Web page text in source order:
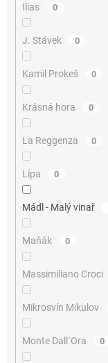
Ilias 0
J. Stávek 0
Kamil Prokeš 0
Krásná hora 0
La Reggenza 0
Lípa 0
Mádl - Malý vinař
Maňák 0
Massimiliano Croci
Mikrosvín Mikulov
Monte Dall´Ora 0